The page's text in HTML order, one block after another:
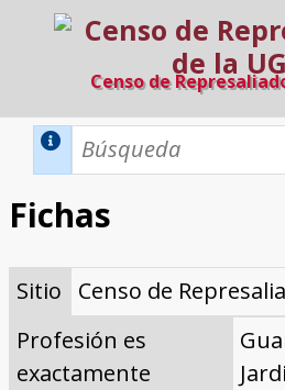
Censo de
Inicio
Directorio A-Z
Provincias de
Profesión
Cárceles
Condenados a
Condenados a
dinámica)
Ejecutados
El proyecto
Razones y
El equipo
Colaboradores
Fuentes
Fichas
Sitio
Censo de
Profesión es
exactamente